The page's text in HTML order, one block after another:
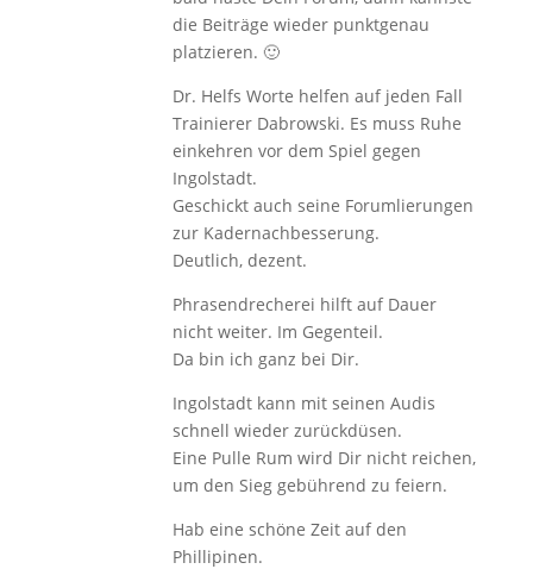
die Beiträge wieder punktgenau
platzieren. 🙂
Dr. Helfs Worte helfen auf jeden Fall
Trainierer Dabrowski. Es muss Ruhe
einkehren vor dem Spiel gegen
Ingolstadt.
Geschickt auch seine Forumlierungen
zur Kadernachbesserung.
Deutlich, dezent.
Phrasendrecherei hilft auf Dauer
nicht weiter. Im Gegenteil.
Da bin ich ganz bei Dir.
Ingolstadt kann mit seinen Audis
schnell wieder zurückdüsen.
Eine Pulle Rum wird Dir nicht reichen,
um den Sieg gebührend zu feiern.
Hab eine schöne Zeit auf den
Phillipinen.